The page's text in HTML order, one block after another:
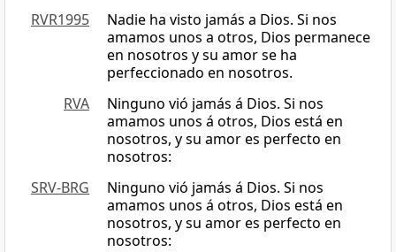
RVR1995
Nadie ha visto jamás a Dios. Si nos
amamos unos a otros, Dios permanece
en nosotros y su amor se ha
perfeccionado en nosotros.
RVA
Ninguno vió jamás á Dios. Si nos
amamos unos á otros, Dios está en
nosotros, y su amor es perfecto en
nosotros:
SRV-BRG
Ninguno vió jamás á Dios. Si nos
amamos unos á otros, Dios está en
nosotros, y su amor es perfecto en
nosotros: